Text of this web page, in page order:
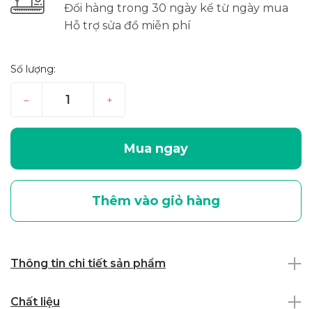
Đổi hàng trong 30 ngày kể từ ngày mua
Hỗ trợ sửa đồ miễn phí
Số lượng:
– +
Mua ngay
Thêm vào giỏ hàng
Thông tin chi tiết sản phẩm
Chất liệu